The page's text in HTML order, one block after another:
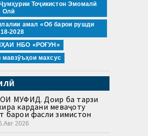
Тоҷикистон Эмомалӣ
Олӣ
амал «Об барои рушди
2028
НБО «РОҒУН»
мавзӯъҳои махсус
МУФИД. Доир ба тарзи
кардани меваҷоту
барои фасли зимистон
2026